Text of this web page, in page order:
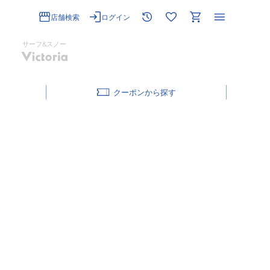
店舗検索 ログイン
サーフ&スノー
クーポン